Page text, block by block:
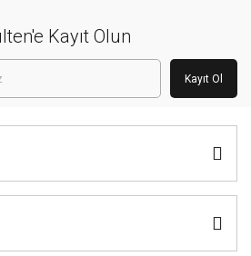
Kayıt Olun
Kayıt Ol